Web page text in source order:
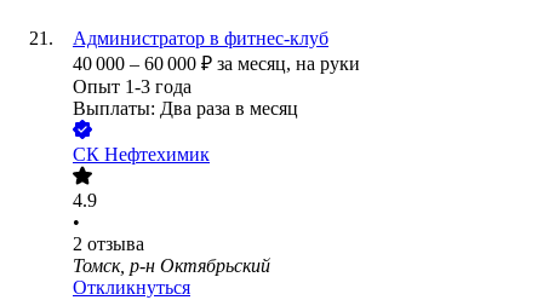
Администратор в фитнес-клуб
40 000 – 60 000 ₽ за месяц, на руки
Опыт 1-3 года
Выплаты: Два раза в месяц
СК Нефтехимик
4.9
•
2 отзыва
Томск, р-н Октябрьский
Откликнуться